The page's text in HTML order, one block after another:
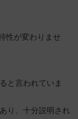
性が変わりませ
と言われていま
り、十分説明され